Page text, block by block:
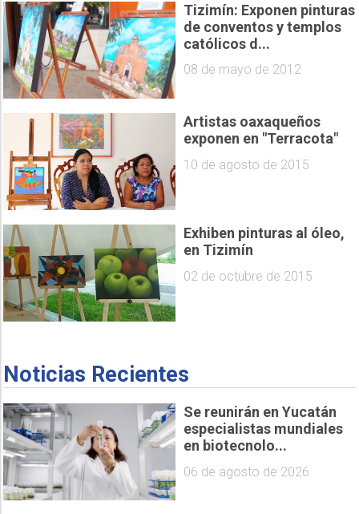
Tizimín: Exponen pinturas
de conventos y templos
católicos d...
08 de mayo de 2012
Artistas oaxaqueños
exponen en "Terracota"
10 de agosto de 2015
Exhiben pinturas al óleo,
en Tizimín
02 de octubre de 2015
Noticias Recientes
Se reunirán en Yucatán
especialistas mundiales
en biotecnolo...
06 de agosto de 2026